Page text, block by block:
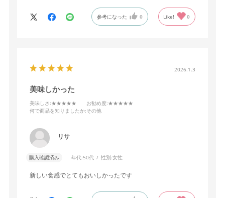
参考になった 0 Like! 0
2026.1.3
美味しかった
美味しさ :★★★★★ お勧め度:★★★★★
何で商品を知りましたか:その他
リサ
購入確認済み 年代:50代 性別:女性
新しい食感でとてもおいしかったです